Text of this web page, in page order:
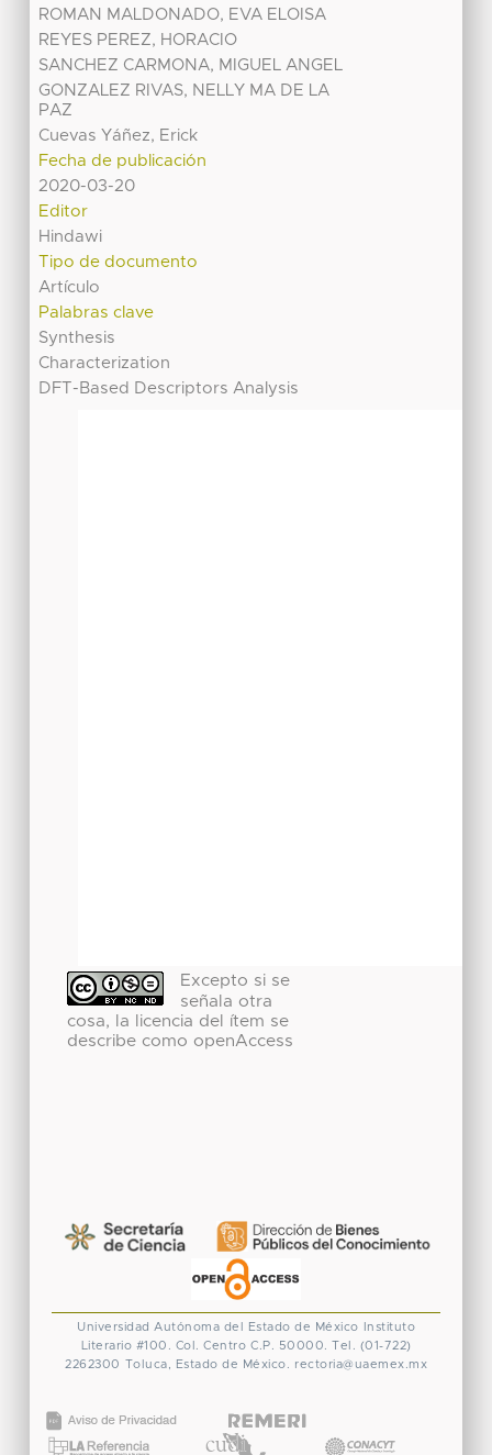
ROMAN MALDONADO, EVA ELOISA
REYES PEREZ, HORACIO
SANCHEZ CARMONA, MIGUEL ANGEL
GONZALEZ RIVAS, NELLY MA DE LA
PAZ
Cuevas Yáñez, Erick
Fecha de publicación
2020-03-20
Editor
Hindawi
Tipo de documento
Artículo
Palabras clave
Synthesis
Characterization
DFT-Based Descriptors Analysis
Excepto si se
señala otra
cosa, la licencia del ítem se
describe como openAccess
Universidad Autónoma del Estado de México
Instituto
Literario #100. Col. Centro C.P. 50000. Tel. (01-722)
2262300 Toluca, Estado de México. rectoria@uaemex.mx